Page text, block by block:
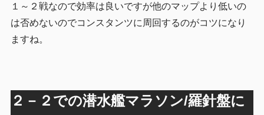
１～２戦なので効率は良いですが他のマップより低いの
は否めないのでコンスタンツに周回するのがコツになり
ますね。
２－２での潜水艦マラソン/羅針盤に